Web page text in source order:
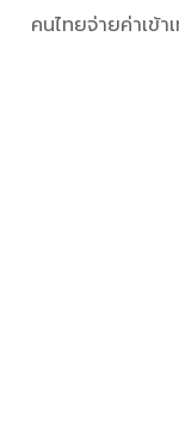
คนไทยจ่ายค่าเข้